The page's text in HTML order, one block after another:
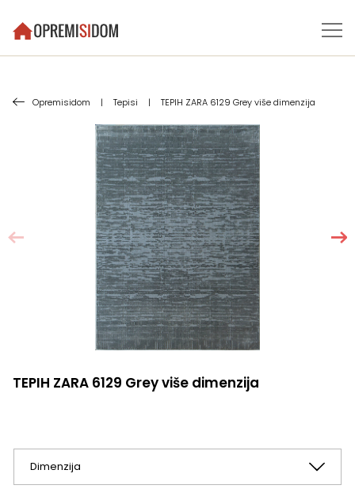
Opremisidom | Tepisi | TEPIH ZARA 6129 Grey više dimenzija
TEPIH ZARA 6129 Grey više dimenzija